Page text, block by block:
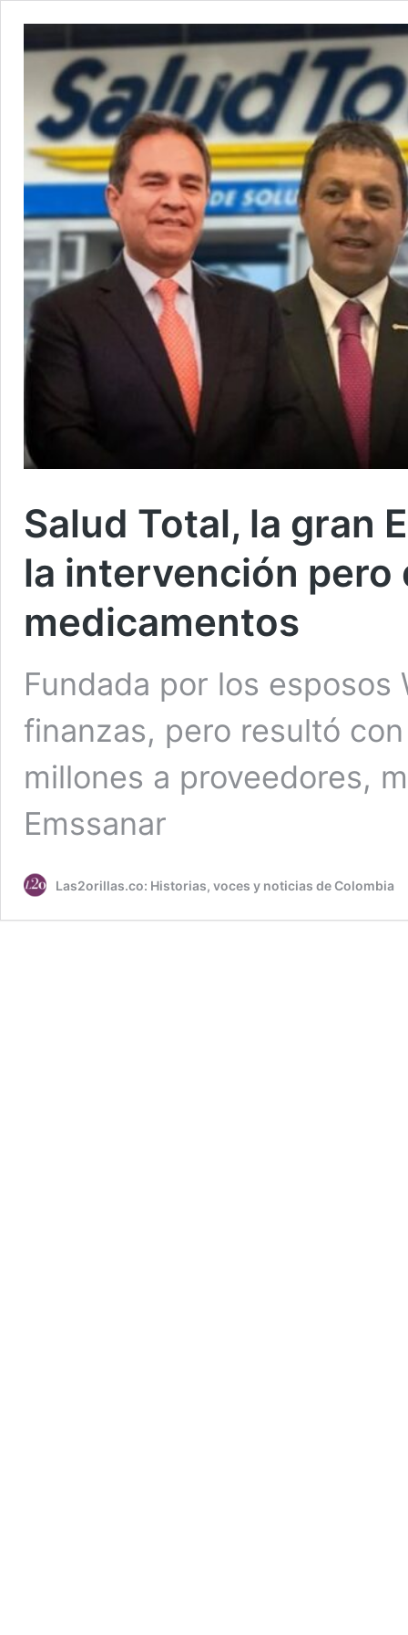
Salud Total, la gran
la intervención pero
medicamentos
Fundada por los
finanzas, pero resultó
millones a proveedores,
Emssanar
Las2orillas.co: Historias, voces y noticias de Colombia